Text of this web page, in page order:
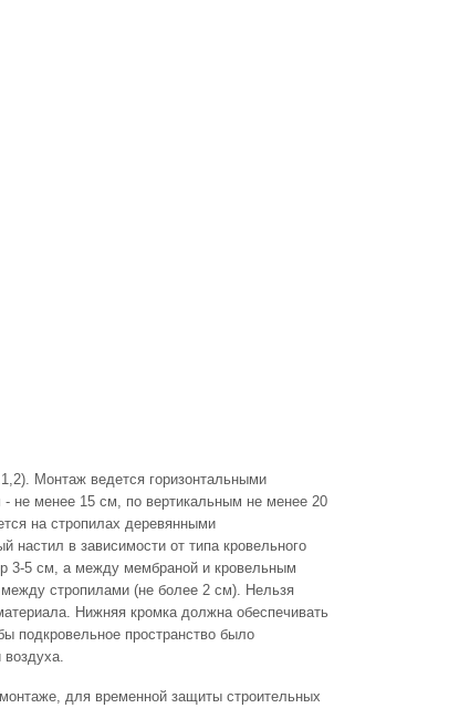
Монтаж ведется горизонтальными
не менее 15 см, по вертикальным не менее 20
на стропилах деревянными
настил в зависимости от типа кровельного
3-5 см, а между мембраной и кровельным
стропилами (не более 2 см). Нельзя
Нижняя кромка должна обеспечивать
подкровельное пространство было
для временной защиты строительных